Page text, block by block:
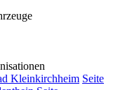
Kleinkirchheim Seite